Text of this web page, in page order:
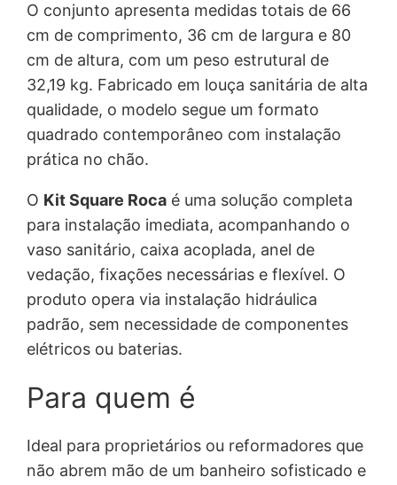
1
9
.
O conjunto apresenta medidas totais de 66
cm de comprimento, 36 cm de largura e 80
cm de altura, com um peso estrutural de
32,19 kg. Fabricado em louça sanitária de alta
qualidade, o modelo segue um formato
quadrado contemporâneo com instalação
prática no chão.
O Kit Square Roca é uma solução completa
para instalação imediata, acompanhando o
vaso sanitário, caixa acoplada, anel de
vedação, fixações necessárias e flexível. O
produto opera via instalação hidráulica
padrão, sem necessidade de componentes
elétricos ou baterias.
Para quem é
Ideal para proprietários ou reformadores que
não abrem mão de um banheiro sofisticado e